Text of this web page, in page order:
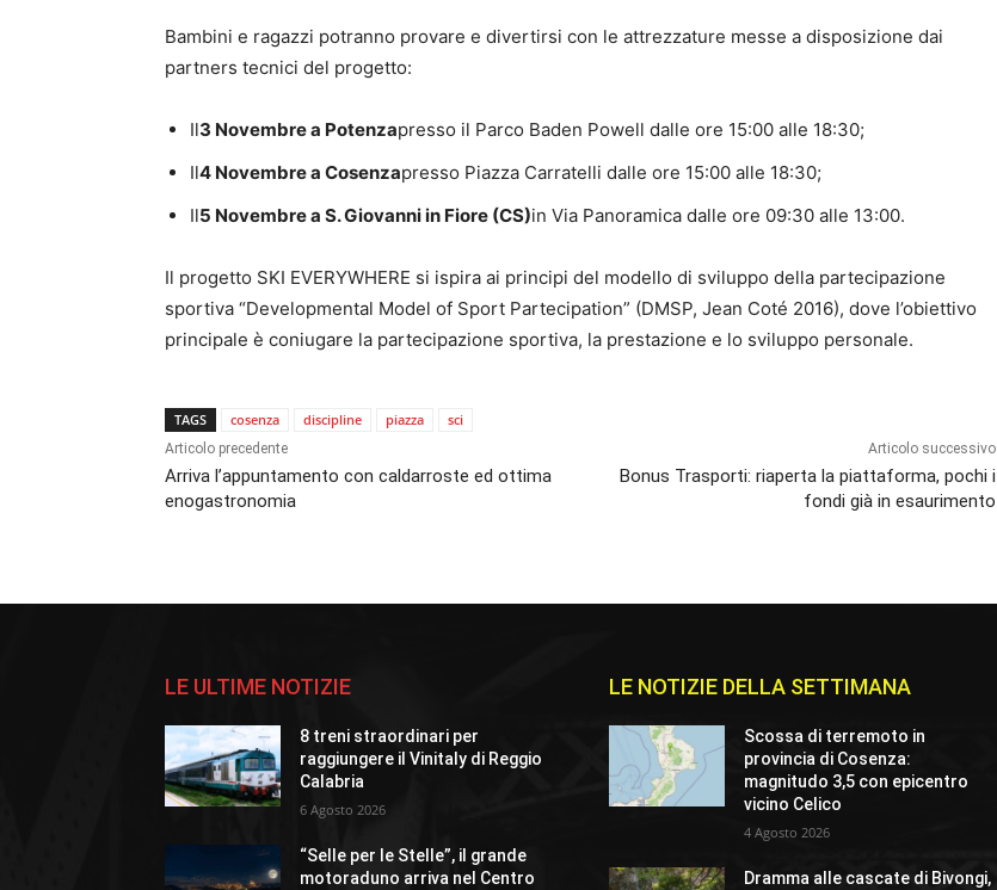
Bambini e ragazzi potranno provare e divertirsi con le attrezzature messe a disposizione dai
partners tecnici del progetto:
Il3 Novembre a Potenzapresso il Parco Baden Powell dalle ore 15:00 alle 18:30;
Il4 Novembre a Cosenzapresso Piazza Carratelli dalle ore 15:00 alle 18:30;
Il5 Novembre a S. Giovanni in Fiore (CS)in Via Panoramica dalle ore 09:30 alle 13:00.
Il progetto SKI EVERYWHERE si ispira ai principi del modello di sviluppo della partecipazione
sportiva “Developmental Model of Sport Partecipation” (DMSP, Jean Coté 2016), dove l’obiettivo
principale è coniugare la partecipazione sportiva, la prestazione e lo sviluppo personale.
TAGS cosenza discipline piazza sci
Articolo precedente
Arriva l’appuntamento con caldarroste ed ottima
enogastronomia
Articolo successivo
Bonus Trasporti: riaperta la piattaforma, pochi i
fondi già in esaurimento
LE ULTIME NOTIZIE
8 treni straordinari per
raggiungere il Vinitaly di Reggio
Calabria
6 Agosto 2026
“Selle per le Stelle”, il grande
motoraduno arriva nel Centro
LE NOTIZIE DELLA SETTIMANA
Scossa di terremoto in
provincia di Cosenza:
magnitudo 3,5 con epicentro
vicino Celico
4 Agosto 2026
Dramma alle cascate di Bivongi,